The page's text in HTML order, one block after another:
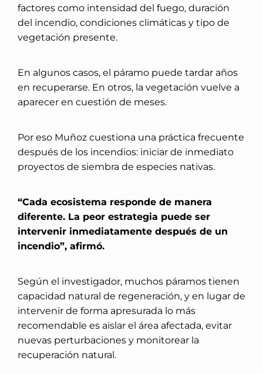
factores como intensidad del fuego, duración
del incendio, condiciones climáticas y tipo de
vegetación presente.
En algunos casos, el páramo puede tardar años
en recuperarse. En otros, la vegetación vuelve a
aparecer en cuestión de meses.
Por eso Muñoz cuestiona una práctica frecuente
después de los incendios: iniciar de inmediato
proyectos de siembra de especies nativas.
“Cada ecosistema responde de manera
diferente. La peor estrategia puede ser
intervenir inmediatamente después de un
incendio”, afirmó.
Según el investigador, muchos páramos tienen
capacidad natural de regeneración, y en lugar de
intervenir de forma apresurada lo más
recomendable es aislar el área afectada, evitar
nuevas perturbaciones y monitorear la
recuperación natural.